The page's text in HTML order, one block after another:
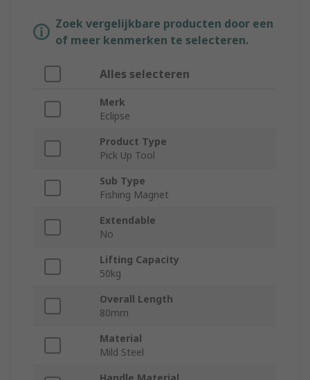
Zoek vergelijkbare producten door een
of meer kenmerken te selecteren.
Alles selecteren
Merk
Eclipse
Product Type
Pick Up Tool
Sub Type
Fishing Magnet
Extendable
No
Lifting Capacity
50kg
Overall Length
80mm
Material
Mild Steel